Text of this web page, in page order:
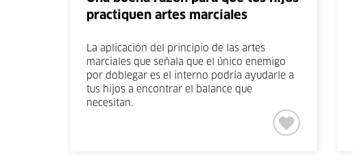
practiquen artes marciales
La aplicación del principio de las artes
marciales que señala que el único enemigo
por doblegar es el interno podría ayudarle a
tus hijos a encontrar el balance que
necesitan.